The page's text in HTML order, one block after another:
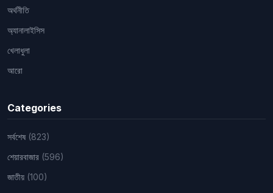
অর্থনীতি
অ্যানালাইসিস
খেলাধুলা
আরো
Categories
সর্বশেষ (823)
শেয়ারবাজার (596)
জাতীয় (100)